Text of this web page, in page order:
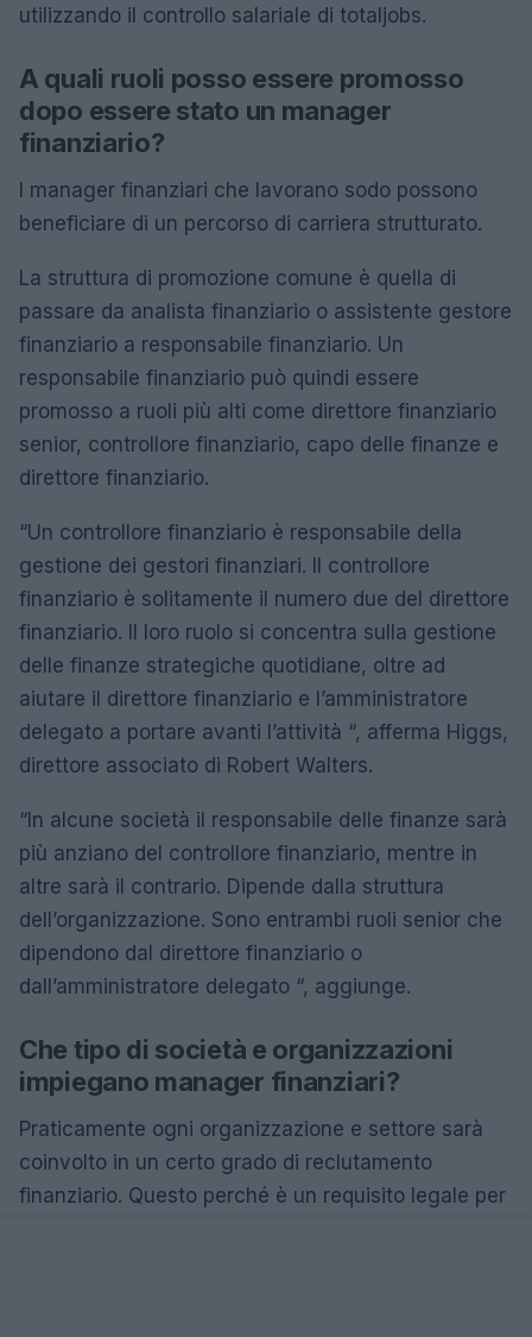
utilizzando il controllo salariale di totaljobs.
A quali ruoli posso essere promosso
dopo essere stato un manager
finanziario?
I manager finanziari che lavorano sodo possono
beneficiare di un percorso di carriera strutturato.
La struttura di promozione comune è quella di
passare da analista finanziario o assistente gestore
finanziario a responsabile finanziario. Un
responsabile finanziario può quindi essere
promosso a ruoli più alti come direttore finanziario
senior, controllore finanziario, capo delle finanze e
direttore finanziario.
“Un controllore finanziario è responsabile della
gestione dei gestori finanziari. Il controllore
finanziario è solitamente il numero due del direttore
finanziario. Il loro ruolo si concentra sulla gestione
delle finanze strategiche quotidiane, oltre ad
aiutare il direttore finanziario e l’amministratore
delegato a portare avanti l’attività “, afferma Higgs,
direttore associato di Robert Walters.
“In alcune società il responsabile delle finanze sarà
più anziano del controllore finanziario, mentre in
altre sarà il contrario. Dipende dalla struttura
dell’organizzazione. Sono entrambi ruoli senior che
dipendono dal direttore finanziario o
dall’amministratore delegato “, aggiunge.
Che tipo di società e organizzazioni
impiegano manager finanziari?
Praticamente ogni organizzazione e settore sarà
coinvolto in un certo grado di reclutamento
finanziario. Questo perché è un requisito legale per